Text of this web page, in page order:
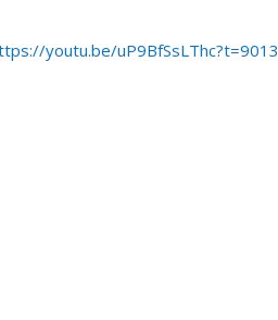
youtu.be/uP9BfSsLThc?t=9013